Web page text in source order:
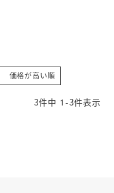
価格が高い順
3件中 1 -3件表示